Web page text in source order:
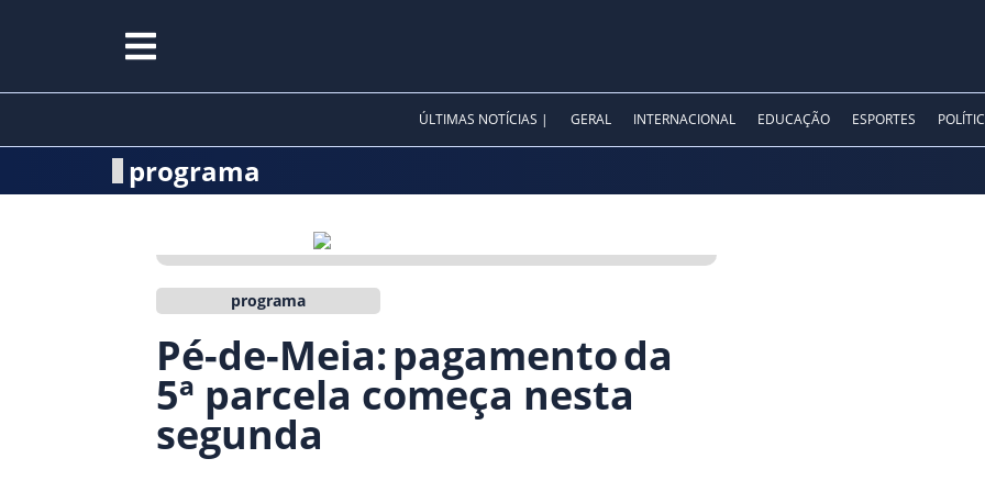
ÚLTIMAS NOTÍCIAS | GERAL INTERNACIONAL EDUCAÇÃO ESPORTES
programa
programa
Pé-de-Meia: pagamento da
5ª parcela começa nesta
segunda